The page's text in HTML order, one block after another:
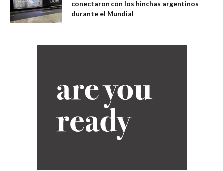
conectaron con los hinchas argentinos
durante el Mundial